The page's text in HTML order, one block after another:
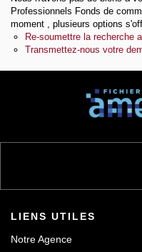
Syndic
Notre agence
Professionnels Fonds de
moment , plusieurs options
Re-soumettre la recherche
Transmettez-nous votre
LIENS UTILES
Notre Agence